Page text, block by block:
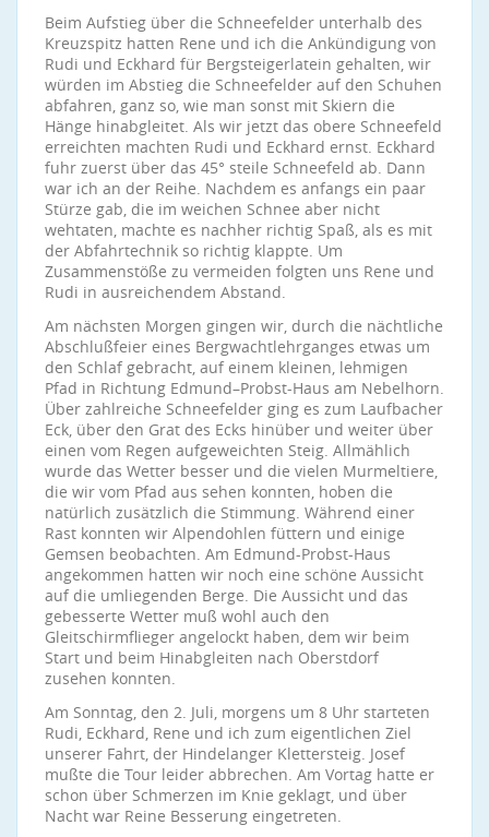
Beim Aufstieg über die Schneefelder unterhalb des
Kreuzspitz hatten Rene und ich die Ankündigung von
Rudi und Eckhard für Bergsteigerlatein gehalten, wir
würden im Abstieg die Schneefelder auf den Schuhen
abfahren, ganz so, wie man sonst mit Skiern die
Hänge hinabgleitet. Als wir jetzt das obere Schneefeld
erreichten machten Rudi und Eckhard ernst. Eckhard
fuhr zuerst über das 45° steile Schneefeld ab. Dann
war ich an der Reihe. Nachdem es anfangs ein paar
Stürze gab, die im weichen Schnee aber nicht
wehtaten, machte es nachher richtig Spaß, als es mit
der Abfahrtechnik so richtig klappte. Um
Zusammenstöße zu vermeiden folgten uns Rene und
Rudi in ausreichendem Abstand.
Am nächsten Morgen gingen wir, durch die nächtliche
Abschlußfeier eines Bergwachtlehrganges etwas um
den Schlaf gebracht, auf einem kleinen, lehmigen
Pfad in Richtung Edmund–Probst-Haus am Nebelhorn.
Über zahlreiche Schneefelder ging es zum Laufbacher
Eck, über den Grat des Ecks hinüber und weiter über
einen vom Regen aufgeweichten Steig. Allmählich
wurde das Wetter besser und die vielen Murmeltiere,
die wir vom Pfad aus sehen konnten, hoben die
natürlich zusätzlich die Stimmung. Während einer
Rast konnten wir Alpendohlen füttern und einige
Gemsen beobachten. Am Edmund-Probst-Haus
angekommen hatten wir noch eine schöne Aussicht
auf die umliegenden Berge. Die Aussicht und das
gebesserte Wetter muß wohl auch den
Gleitschirmflieger angelockt haben, dem wir beim
Start und beim Hinabgleiten nach Oberstdorf
zusehen konnten.
Am Sonntag, den 2. Juli, morgens um 8 Uhr starteten
Rudi, Eckhard, Rene und ich zum eigentlichen Ziel
unserer Fahrt, der Hindelanger Klettersteig. Josef
mußte die Tour leider abbrechen. Am Vortag hatte er
schon über Schmerzen im Knie geklagt, und über
Nacht war Reine Besserung eingetreten.